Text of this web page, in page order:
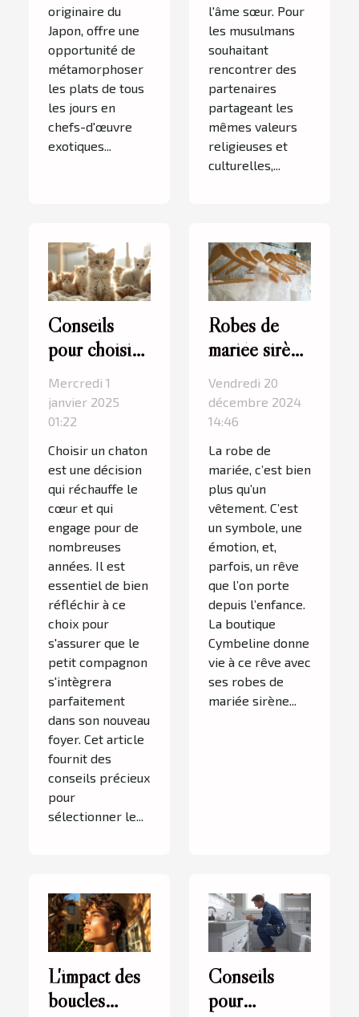
originaire du
Japon, offre une
opportunité de
métamorphoser
les plats de tous
les jours en
chefs-d'œuvre
exotiques...
l'âme sœur. Pour
les musulmans
souhaitant
rencontrer des
partenaires
partageant les
mêmes valeurs
religieuses et
culturelles,...
Conseils
pour choisir
le bon chaton
dans un
élevage
spécialisé
Mercredi 1
janvier 2025
01:22
Choisir un chaton
est une décision
qui réchauffe le
cœur et qui
engage pour de
nombreuses
années. Il est
essentiel de bien
réfléchir à ce
choix pour
s'assurer que le
petit compagnon
s'intègrera
parfaitement
dans son nouveau
foyer. Cet article
fournit des
conseils précieux
pour
sélectionner le...
Robes de
mariée sirène
à Paris 5 :
l’élégance
intemporelle
signée
Cymbeline
Vendredi 20
décembre 2024
14:46
La robe de
mariée, c’est bien
plus qu’un
vêtement. C’est
un symbole, une
émotion, et,
parfois, un rêve
que l’on porte
depuis l’enfance.
La boutique
Cymbeline donne
vie à ce rêve avec
ses robes de
mariée sirène...
L'impact des
boucles
Conseils
pour